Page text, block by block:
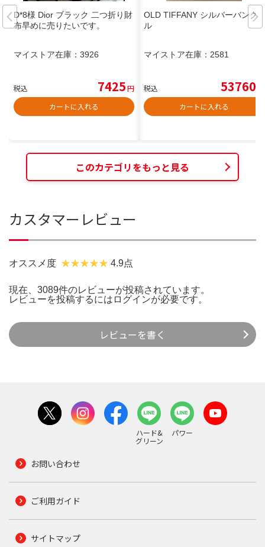
D*8様 Dior ブラック 二つ折り財
布早めに売りたいです。
マイストア在庫： 3926
税込 7425円
カートに入れる
OLD TIFFANY シルバーバング
ル
マイストア在庫： 2581
税込 53760
カートに入れる
このカテゴリをもっと見る
カスタマーレビュー
オススメ度 4.9点
現在、3089件のレビューが投稿されています。
レビューを投稿するには ログインが必要です。
レビューを書く
ハード&
グリーン
パワー
お問い合わせ
ご利用ガイド
サイトマップ